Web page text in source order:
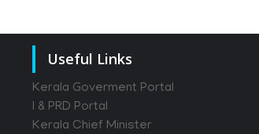
Useful Links
Kerala Goverment Portal
I & PRD Portal
Kerala Chief Minister